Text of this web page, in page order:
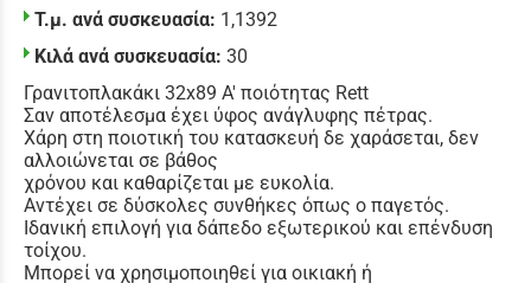
Τ.μ. ανά συσκευασία: 1,1392
Κιλά ανά συσκευασία: 30
Γρανιτοπλακάκι 32x89 Α' ποιότητας Rett
Σαν αποτέλεσμα έχει ύφος ανάγλυφης πέτρας.
Χάρη στη ποιοτική του κατασκευή δε χαράσεται, δεν
αλλοιώνεται σε βάθος
χρόνου και καθαρίζεται με ευκολία.
Αντέχει σε δύσκολες συνθήκες όπως ο παγετός.
Ιδανική επιλογή για δάπεδο εξωτερικού και επένδυση
τοίχου.
Μπορεί να χρησιμοποιηθεί για οικιακή ή